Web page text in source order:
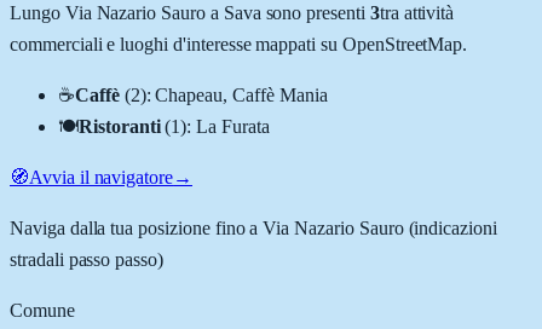
Lungo Via Nazario Sauroa Sava sono presenti 3tra attività
commerciali e luoghi d'interesse mappati su OpenStreetMap.
☕Caffè (2):Chapeau, Caffè Mania
🍽️Ristoranti (1):La Furata
🧭Avvia il navigatore→
Naviga dalla tua posizione fino aVia Nazario Sauro(indicazioni
stradali passo passo)
Comune